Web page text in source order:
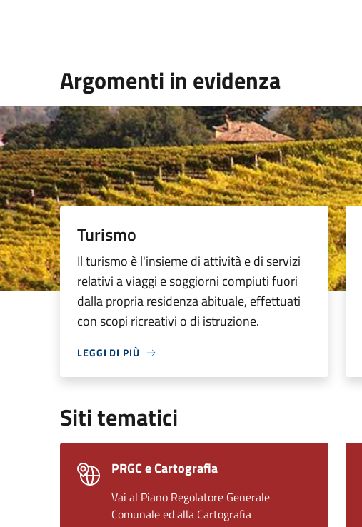
Argomenti in evidenza
Turismo
Il turismo è l'insieme di attività e di servizi
relativi a viaggi e soggiorni compiuti fuori
dalla propria residenza abituale, effettuati
con scopi ricreativi o di istruzione.
LEGGI DI PIÙ
Siti tematici
PRGC e Cartografia
Vai al Piano Regolatore Generale
Comunale ed alla Cartografia